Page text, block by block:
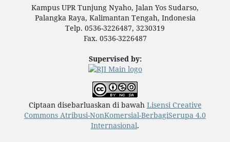
Kampus UPR Tunjung Nyaho, Jalan Yos Sudarso,
Palangka Raya, Kalimantan Tengah, Indonesia
Telp. 0536-3226487, 3230319
Fax. 0536-3226487
Supervised by:
Ciptaan disebarluaskan di bawah Lisensi Creative
Commons Atribusi-NonKomersial-BerbagiSerupa 4.0
Internasional.